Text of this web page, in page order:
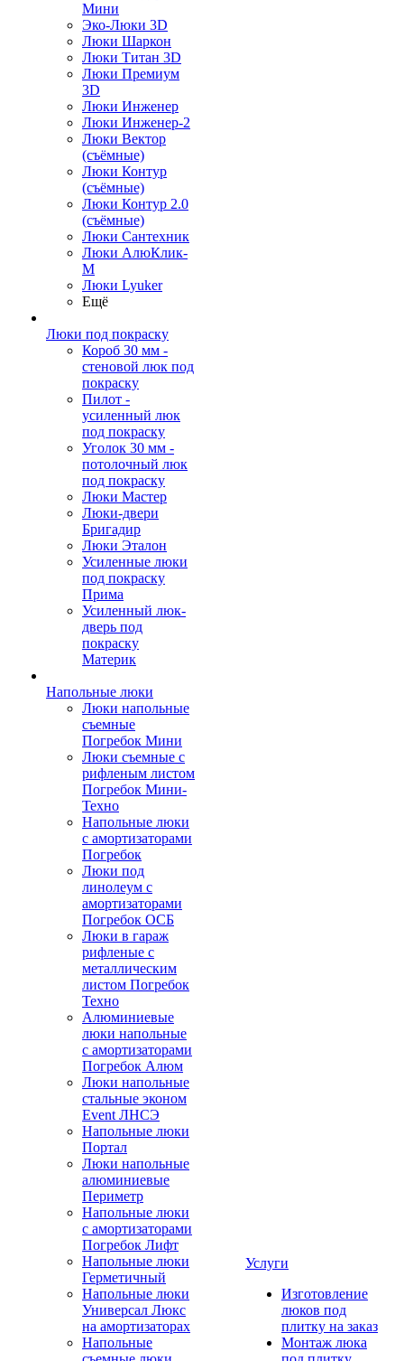
Мини
Эко-Люки 3D
Люки Шаркон
Люки Титан 3D
Люки Премиум
3D
Люки Инженер
Люки Инженер-2
Люки Вектор
(съёмные)
Люки Контур
(съёмные)
Люки Контур 2.0
(съёмные)
Люки Сантехник
Люки АлюКлик-
М
Люки Lyuker
Ещё
Люки под покраску
Короб 30 мм -
стеновой люк под
покраску
Пилот -
усиленный люк
под покраску
Уголок 30 мм -
потолочный люк
под покраску
Люки Мастер
Люки-двери
Бригадир
Люки Эталон
Усиленные люки
под покраску
Прима
Усиленный люк-
дверь под
покраску
Материк
Напольные люки
Люки напольные
съемные
Погребок Мини
Люки съемные с
рифленым листом
Погребок Мини-
Техно
Напольные люки
с амортизаторами
Погребок
Люки под
линолеум с
амортизаторами
Погребок ОСБ
Люки в гараж
рифленые с
металлическим
листом Погребок
Техно
Алюминиевые
люки напольные
с амортизаторами
Погребок Алюм
Люки напольные
стальные эконом
Event ЛНСЭ
Напольные люки
Портал
Люки напольные
алюминиевые
Периметр
Напольные люки
с амортизаторами
Погребок Лифт
Напольные люки
Герметичный
Напольные люки
Универсал Люкс
на амортизаторах
Напольные
Услуги
Изготовление
люков под
плитку на заказ
Монтаж люка